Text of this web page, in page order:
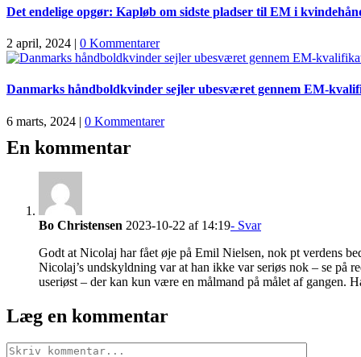
Det endelige opgør: Kapløb om sidste pladser til EM i
2 april, 2024 | 0 Kommentarer
Danmarks håndboldkvinder sejler ubesværet gennem EM-
6 marts, 2024 | 0 Kommentarer
En kommentar
Bo Christensen 2023-10-22 af 14:19- Svar
Godt at Nicolaj har fået øje på Emil Nielsen, nok pt verdens
Nicolaj’s undskyldning var at han ikke var seriøs nok – se på
useriøst – der kan kun være en målmand på målet af gangen.
Læg en kommentar
Comment